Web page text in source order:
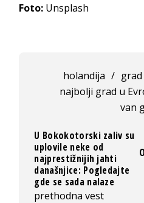
Foto: Unsplash
holandija / grad
najbolji grad u
van
U Bokokotorski zaliv su
uplovile neke od
najprestižnijih jahti
današnjice: Pogledajte
gde se sada nalaze
prethodna vest